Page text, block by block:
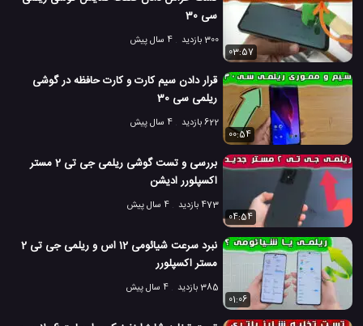
سی 30
300 بازدید
4 سال پیش
03:57
قرار دادن سیم کارت و کارت حافظه در گوشی
ریلمی سی 30
622 بازدید
4 سال پیش
00:54
بررسی و تست گوشی ریلمی جی تی 2 مستر
اکسپلورر ادیشن
473 بازدید
4 سال پیش
04:54
نبرد سرعت شیائومی 12 اس و ریلمی جی تی 2
مستر اکسپلورر
385 بازدید
4 سال پیش
01:06